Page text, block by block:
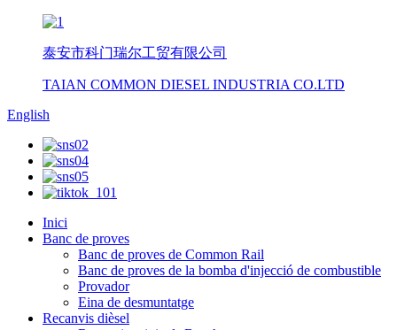
泰安市科门瑞尔工贸有限公司
TAIAN COMMON DIESEL INDUSTRIA CO.LTD
English
Inici
Banc de proves
Banc de proves de Common Rail
Banc de proves de la bomba d'injecció de combustible
Provador
Eina de desmuntatge
Recanvis dièsel